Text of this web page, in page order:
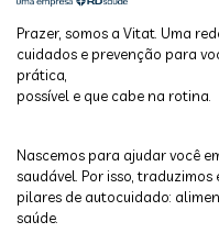
Prazer, somos a Vitat. Uma
cuidados e prevenção para
prática,
possível e que cabe na rotina.
Nascemos para ajudar você
saudável. Por isso,
pilares de autocuidado:
saúde.